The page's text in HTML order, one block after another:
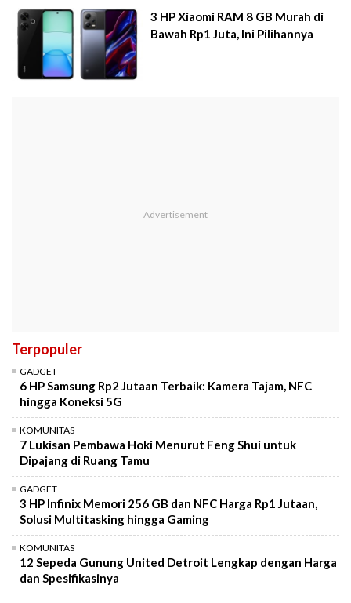
3 HP Xiaomi RAM 8 GB Murah di
Bawah Rp1 Juta, Ini Pilihannya
Terpopuler
GADGET
6 HP Samsung Rp2 Jutaan Terbaik: Kamera Tajam, NFC
hingga Koneksi 5G
KOMUNITAS
7 Lukisan Pembawa Hoki Menurut Feng Shui untuk
Dipajang di Ruang Tamu
GADGET
3 HP Infinix Memori 256 GB dan NFC Harga Rp1 Jutaan,
Solusi Multitasking hingga Gaming
KOMUNITAS
12 Sepeda Gunung United Detroit Lengkap dengan Harga
dan Spesifikasinya